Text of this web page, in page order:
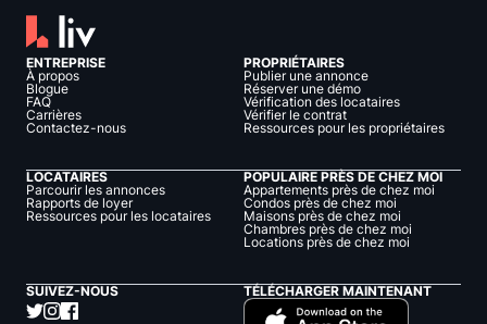
ENTREPRISE
À propos
Blogue
FAQ
Carrières
Contactez-nous
PROPRIÉTAIRES
Publier une annonce
Réserver une démo
Vérification des locataires
Vérifier le contrat
Ressources pour les propriétaires
LOCATAIRES
Parcourir les annonces
Rapports de loyer
Ressources pour les locataires
POPULAIRE PRÈS DE CHEZ MOI
Appartements près de chez moi
Condos près de chez moi
Maisons près de chez moi
Chambres près de chez moi
Locations près de chez moi
SUIVEZ-NOUS TÉLÉCHARGER MAINTENANT